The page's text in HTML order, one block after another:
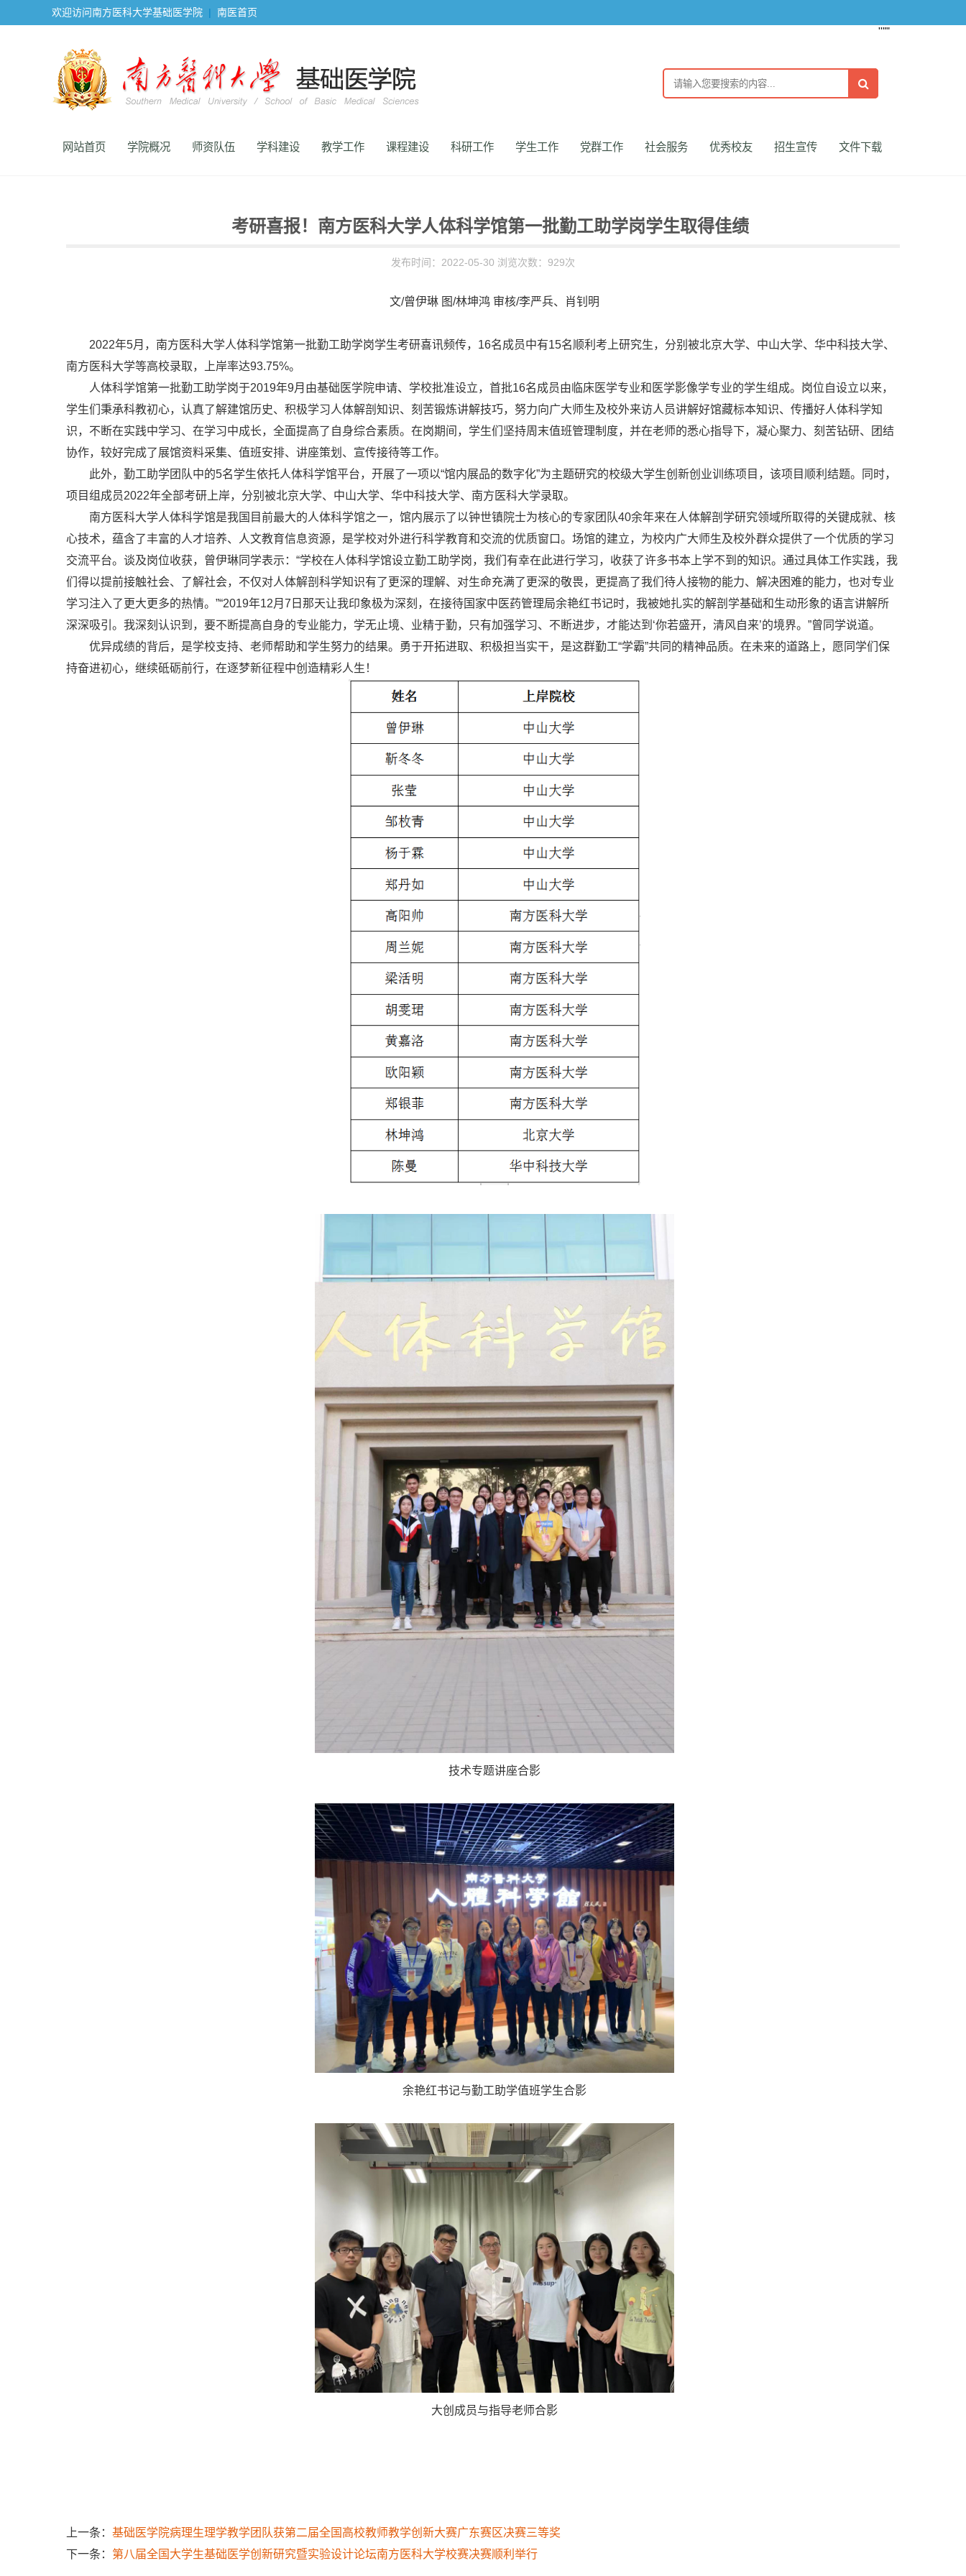
欢迎访问南方医科大学基础医学院 | 南医首页
''""
网站首页 学院概况 师资队伍 学科建设 教学工作 课程建设 科研工作 学生工作 党群工作 社会服务 优秀校友 招生宣传 文件下载
考研喜报！南方医科大学人体科学馆第一批勤工助学岗学生取得佳绩
发布时间：2022-05-30 浏览次数： 929次
文/曾伊琳 图/林坤鸿 审核/李严兵、肖钊明
2022年5月，南方医科大学人体科学馆第一批勤工助学岗学生考研喜讯频传，16名成员中有15名顺利考上研究生，分别被北京大学、中山大学、华中科技大学、
南方医科大学等高校录取，上岸率达93.75%。
人体科学馆第一批勤工助学岗于2019年9月由基础医学院申请、学校批准设立，首批16名成员由临床医学专业和医学影像学专业的学生组成。岗位自设立以来，
学生们秉承科教初心，认真了解建馆历史、积极学习人体解剖知识、刻苦锻炼讲解技巧，努力向广大师生及校外来访人员讲解好馆藏标本知识、传播好人体科学知
识，不断在实践中学习、在学习中成长，全面提高了自身综合素质。在岗期间，学生们坚持周末值班管理制度，并在老师的悉心指导下，凝心聚力、刻苦钻研、团结
协作，较好完成了展馆资料采集、值班安排、讲座策划、宣传接待等工作。
此外，勤工助学团队中的5名学生依托人体科学馆平台，开展了一项以“馆内展品的数字化”为主题研究的校级大学生创新创业训练项目，该项目顺利结题。同时，
项目组成员2022年全部考研上岸，分别被北京大学、中山大学、华中科技大学、南方医科大学录取。
南方医科大学人体科学馆是我国目前最大的人体科学馆之一，馆内展示了以钟世镇院士为核心的专家团队40余年来在人体解剖学研究领域所取得的关键成就、核
心技术，蕴含了丰富的人才培养、人文教育信息资源，是学校对外进行科学教育和交流的优质窗口。场馆的建立，为校内广大师生及校外群众提供了一个优质的学习
交流平台。谈及岗位收获，曾伊琳同学表示：“学校在人体科学馆设立勤工助学岗，我们有幸在此进行学习，收获了许多书本上学不到的知识。通过具体工作实践，我
们得以提前接触社会、了解社会，不仅对人体解剖科学知识有了更深的理解、对生命充满了更深的敬畏，更提高了我们待人接物的能力、解决困难的能力，也对专业
学习注入了更大更多的热情。”“2019年12月7日那天让我印象极为深刻，在接待国家中医药管理局余艳红书记时，我被她扎实的解剖学基础和生动形象的语言讲解所
深深吸引。我深刻认识到，要不断提高自身的专业能力，学无止境、业精于勤，只有加强学习、不断进步，才能达到‘你若盛开，清风自来’的境界。”曾同学说道。
优异成绩的背后，是学校支持、老师帮助和学生努力的结果。勇于开拓进取、积极担当实干，是这群勤工“学霸”共同的精神品质。在未来的道路上，愿同学们保
持奋进初心，继续砥砺前行，在逐梦新征程中创造精彩人生！
技术专题讲座合影
余艳红书记与勤工助学值班学生合影
大创成员与指导老师合影
上一条： 基础医学院病理生理学教学团队获第二届全国高校教师教学创新大赛广东赛区决赛三等奖
下一条： 第八届全国大学生基础医学创新研究暨实验设计论坛南方医科大学校赛决赛顺利举行